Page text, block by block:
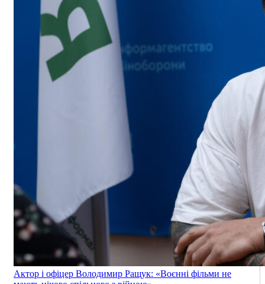
Актор і офіцер Володимир Ращук: «Воєнні фільми не